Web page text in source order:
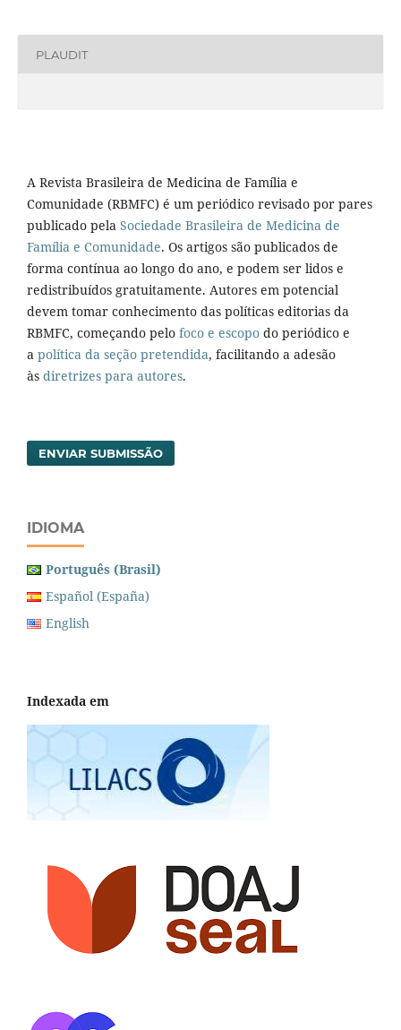
PLAUDIT
A Revista Brasileira de Medicina de Família e
Comunidade (RBMFC) é um periódico revisado por pares
publicado pela Sociedade Brasileira de Medicina de
Família e Comunidade. Os artigos são publicados de
forma contínua ao longo do ano, e podem ser lidos e
redistribuídos gratuitamente. Autores em potencial
devem tomar conhecimento das políticas editorias da
RBMFC, começando pelo foco e escopo do periódico e
a política da seção pretendida, facilitando a adesão
às diretrizes para autores.
ENVIAR SUBMISSÃO
IDIOMA
Português (Brasil)
Español (España)
English
Indexada em